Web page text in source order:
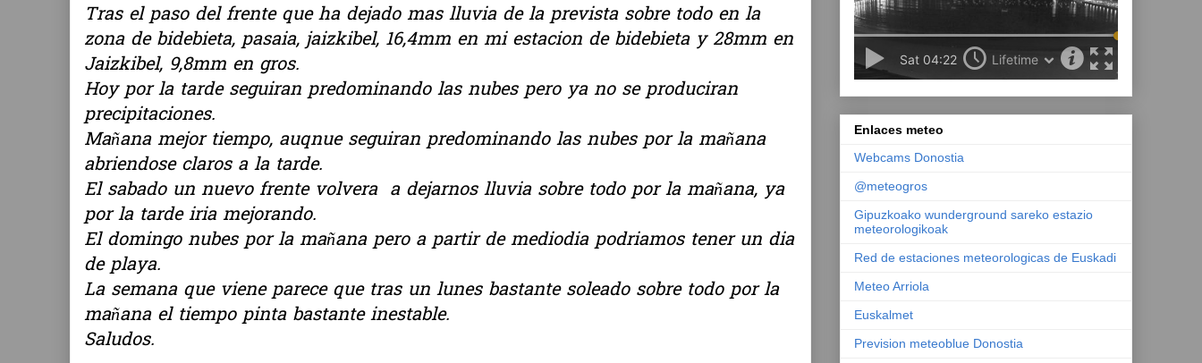
Tras el paso del frente que ha dejado mas lluvia de la prevista sobre todo en la
zona de bidebieta, pasaia, jaizkibel, 16,4mm en mi estacion de bidebieta y 28mm en
Jaizkibel, 9,8mm en gros.
Hoy por la tarde seguiran predominando las nubes pero ya no se produciran
precipitaciones.
Mañana mejor tiempo, auqnue seguiran predominando las nubes por la mañana
abriendose claros a la tarde.
El sabado un nuevo frente volvera a dejarnos lluvia sobre todo por la mañana, ya
por la tarde iria mejorando.
El domingo nubes por la mañana pero a partir de mediodia podriamos tener un dia
de playa.
La semana que viene parece que tras un lunes bastante soleado sobre todo por la
mañana el tiempo pinta bastante inestable.
Saludos.
Enlaces meteo
Webcams Donostia
@meteogros
Gipuzkoako wunderground sareko estazio
meteorologikoak
Red de estaciones meteorologicas de Euskadi
Meteo Arriola
Euskalmet
Prevision meteoblue Donostia